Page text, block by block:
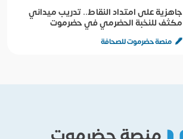
جاهزية على امتداد النقاط.. تدريب ميداني
مكثف للنخبة الحضرمي في حضرموت
منصة حضرموت للصحافة